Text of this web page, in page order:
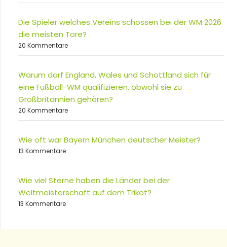
Die Spieler welches Vereins schossen bei der WM 2026
die meisten Tore?
20 Kommentare
Warum darf England, Wales und Schottland sich für
eine Fußball-WM qualifizieren, obwohl sie zu
Großbritannien gehören?
20 Kommentare
Wie oft war Bayern München deutscher Meister?
13 Kommentare
Wie viel Sterne haben die Länder bei der
Weltmeisterschaft auf dem Trikot?
13 Kommentare